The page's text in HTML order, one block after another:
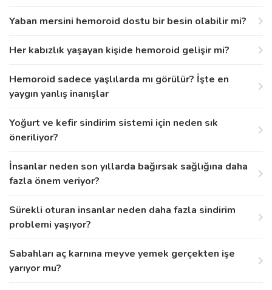
Yaban mersini hemoroid dostu bir besin olabilir mi?
Her kabızlık yaşayan kişide hemoroid gelişir mi?
Hemoroid sadece yaşlılarda mı görülür? İşte en
yaygın yanlış inanışlar
Yoğurt ve kefir sindirim sistemi için neden sık
öneriliyor?
İnsanlar neden son yıllarda bağırsak sağlığına daha
fazla önem veriyor?
Sürekli oturan insanlar neden daha fazla sindirim
problemi yaşıyor?
Sabahları aç karnına meyve yemek gerçekten işe
yarıyor mu?